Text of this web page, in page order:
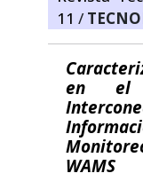
11 /
en el
WAMS